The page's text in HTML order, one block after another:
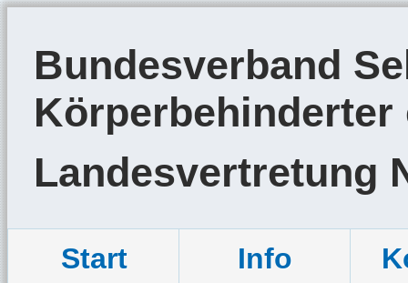
Bundesverband
Körperbehinderter
Landesvertretung
Start Info